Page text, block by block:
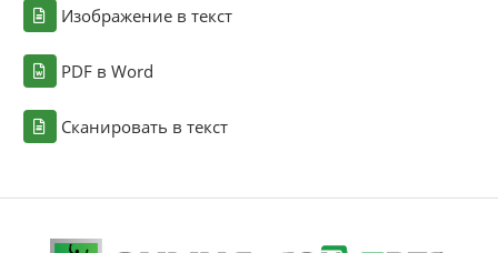
Изображение в текст
PDF в Word
Сканировать в текст